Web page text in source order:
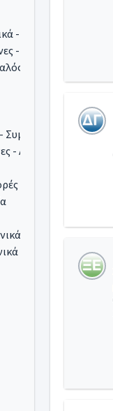
- Συνταξιοδοτικά
- Αυθαίρετα
- Αλλοδαποί